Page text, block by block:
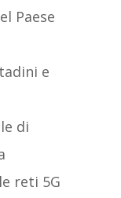
Paese
e
di
reti 5G